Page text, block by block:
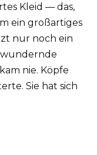
Kleid — das,
ein großartiges
nur noch ein
nie. Köpfe
Sie hat sich